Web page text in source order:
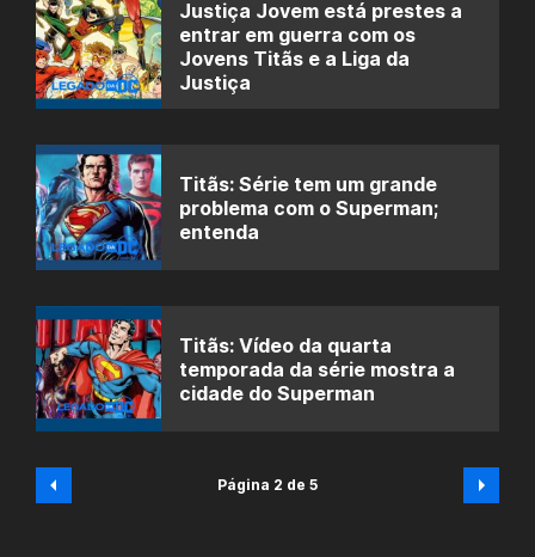
Justiça Jovem está prestes a
entrar em guerra com os
Jovens Titãs e a Liga da
Justiça
Titãs: Série tem um grande
problema com o Superman;
entenda
Titãs: Vídeo da quarta
temporada da série mostra a
cidade do Superman
Página 2 de 5